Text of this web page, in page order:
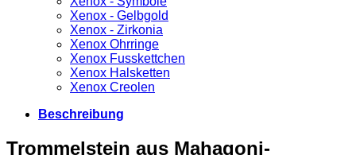
Xenox - Gelbgold
Xenox - Zirkonia
Xenox Ohrringe
Xenox Fusskettchen
Xenox Halsketten
Xenox Creolen
Beschreibung
Trommelstein aus Mahagoni-